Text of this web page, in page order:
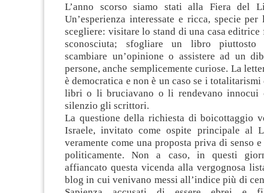
L’anno scorso siamo stati alla Fiera del
Un’esperienza interessate e ricca, specie
scegliere: visitare lo stand di una casa editrice
sconosciuta; sfogliare un libro
scambiare un’opinione o assistere ad un
persone, anche semplicemente curiose. La
è democratica e non è un caso se i
libri o li bruciavano o li rendevano innocui
silenzio gli scrittori.
La questione della richiesta di boicottaggio
Israele, invitato come ospite principale al
veramente come una proposta priva di senso
politicamente. Non a caso, in questi
affiancato questa vicenda alla vergognosa
blog in cui venivano messi all’indice più di